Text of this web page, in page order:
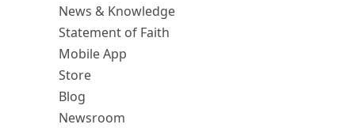
News & Knowledge
Statement of Faith
Mobile App
Store
Blog
Newsroom